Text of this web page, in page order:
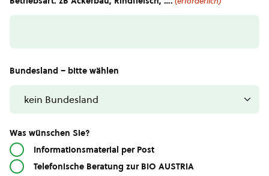
Bundesland – bitte wählen
Was wünschen Sie?
Informationsmaterial per Post
Telefonische Beratung zur BIO AUSTRIA